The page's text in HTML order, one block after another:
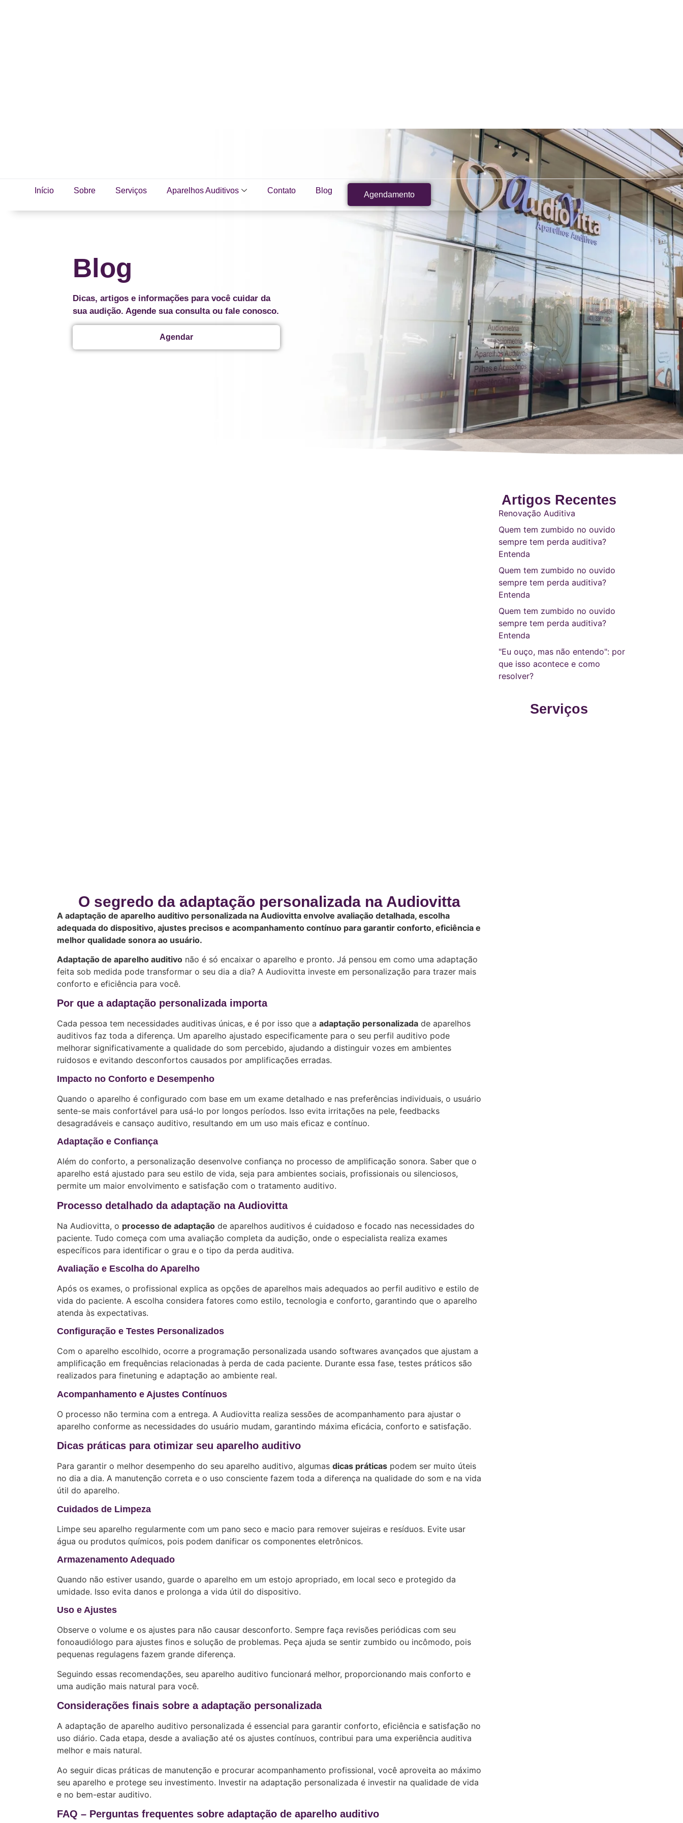
Início Sobre Serviços Aparelhos Auditivos Contato Blog Agendamento
Blog
Dicas, artigos e informações para você cuidar da
sua audição. Agende sua consulta ou fale conosco.
Agendar
O segredo da adaptação personalizada na Audiovitta
A adaptação de aparelho auditivo personalizada na Audiovitta envolve avaliação detalhada, escolha
adequada do dispositivo, ajustes precisos e acompanhamento contínuo para garantir conforto, eficiência e
melhor qualidade sonora ao usuário.
Adaptação de aparelho auditivo não é só encaixar o aparelho e pronto. Já pensou em como uma adaptação
feita sob medida pode transformar o seu dia a dia? A Audiovitta investe em personalização para trazer mais
conforto e eficiência para você.
Por que a adaptação personalizada importa
Cada pessoa tem necessidades auditivas únicas, e é por isso que a adaptação personalizada de aparelhos
auditivos faz toda a diferença. Um aparelho ajustado especificamente para o seu perfil auditivo pode
melhorar significativamente a qualidade do som percebido, ajudando a distinguir vozes em ambientes
ruidosos e evitando desconfortos causados por amplificações erradas.
Impacto no Conforto e Desempenho
Quando o aparelho é configurado com base em um exame detalhado e nas preferências individuais, o usuário
sente-se mais confortável para usá-lo por longos períodos. Isso evita irritações na pele, feedbacks
desagradáveis e cansaço auditivo, resultando em um uso mais eficaz e contínuo.
Adaptação e Confiança
Além do conforto, a personalização desenvolve confiança no processo de amplificação sonora. Saber que o
aparelho está ajustado para seu estilo de vida, seja para ambientes sociais, profissionais ou silenciosos,
permite um maior envolvimento e satisfação com o tratamento auditivo.
Processo detalhado da adaptação na Audiovitta
Na Audiovitta, o processo de adaptação de aparelhos auditivos é cuidadoso e focado nas necessidades do
paciente. Tudo começa com uma avaliação completa da audição, onde o especialista realiza exames
específicos para identificar o grau e o tipo da perda auditiva.
Avaliação e Escolha do Aparelho
Após os exames, o profissional explica as opções de aparelhos mais adequados ao perfil auditivo e estilo de
vida do paciente. A escolha considera fatores como estilo, tecnologia e conforto, garantindo que o aparelho
atenda às expectativas.
Configuração e Testes Personalizados
Com o aparelho escolhido, ocorre a programação personalizada usando softwares avançados que ajustam a
amplificação em frequências relacionadas à perda de cada paciente. Durante essa fase, testes práticos são
realizados para finetuning e adaptação ao ambiente real.
Acompanhamento e Ajustes Contínuos
O processo não termina com a entrega. A Audiovitta realiza sessões de acompanhamento para ajustar o
aparelho conforme as necessidades do usuário mudam, garantindo máxima eficácia, conforto e satisfação.
Dicas práticas para otimizar seu aparelho auditivo
Para garantir o melhor desempenho do seu aparelho auditivo, algumas dicas práticas podem ser muito úteis
no dia a dia. A manutenção correta e o uso consciente fazem toda a diferença na qualidade do som e na vida
útil do aparelho.
Cuidados de Limpeza
Limpe seu aparelho regularmente com um pano seco e macio para remover sujeiras e resíduos. Evite usar
água ou produtos químicos, pois podem danificar os componentes eletrônicos.
Armazenamento Adequado
Quando não estiver usando, guarde o aparelho em um estojo apropriado, em local seco e protegido da
umidade. Isso evita danos e prolonga a vida útil do dispositivo.
Uso e Ajustes
Observe o volume e os ajustes para não causar desconforto. Sempre faça revisões periódicas com seu
fonoaudiólogo para ajustes finos e solução de problemas. Peça ajuda se sentir zumbido ou incômodo, pois
pequenas regulagens fazem grande diferença.
Seguindo essas recomendações, seu aparelho auditivo funcionará melhor, proporcionando mais conforto e
uma audição mais natural para você.
Considerações finais sobre a adaptação personalizada
A adaptação de aparelho auditivo personalizada é essencial para garantir conforto, eficiência e satisfação no
uso diário. Cada etapa, desde a avaliação até os ajustes contínuos, contribui para uma experiência auditiva
melhor e mais natural.
Ao seguir dicas práticas de manutenção e procurar acompanhamento profissional, você aproveita ao máximo
seu aparelho e protege seu investimento. Investir na adaptação personalizada é investir na qualidade de vida
e no bem-estar auditivo.
FAQ – Perguntas frequentes sobre adaptação de aparelho auditivo
Artigos Recentes
Renovação Auditiva
Quem tem zumbido no ouvido
sempre tem perda auditiva?
Entenda
Quem tem zumbido no ouvido
sempre tem perda auditiva?
Entenda
Quem tem zumbido no ouvido
sempre tem perda auditiva?
Entenda
"Eu ouço, mas não entendo": por
que isso acontece e como
resolver?
Serviços